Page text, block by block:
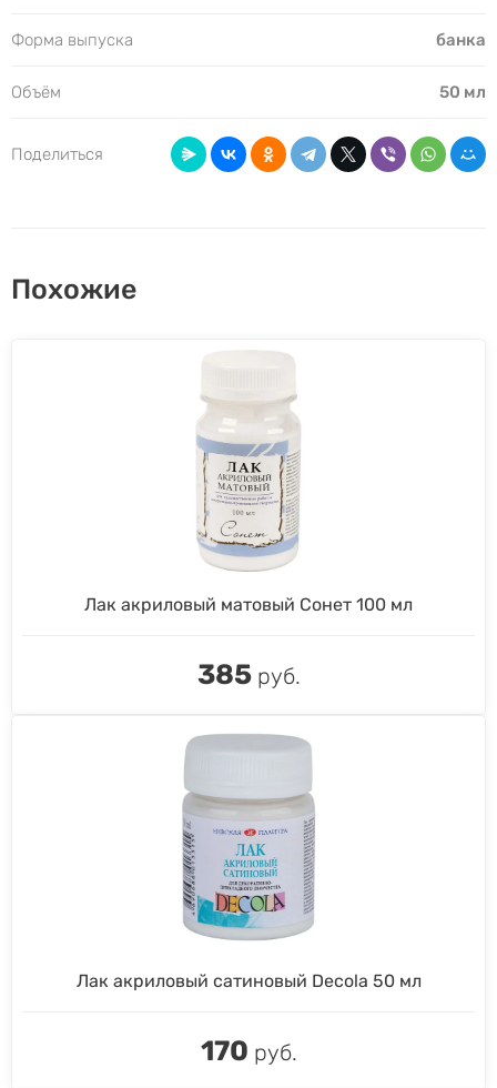
Форма выпуска банка
Объём 50 мл
Поделиться
Похожие
Лак акриловый матовый Сонет 100 мл
385руб.
Лак акриловый сатиновый Decola 50 мл
170 руб.